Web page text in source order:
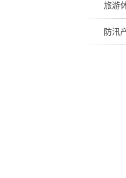
旅游
防汛